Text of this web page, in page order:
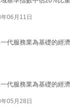
06月11日
代服務業為基礎的經
代服務業為基礎的經
05月28日